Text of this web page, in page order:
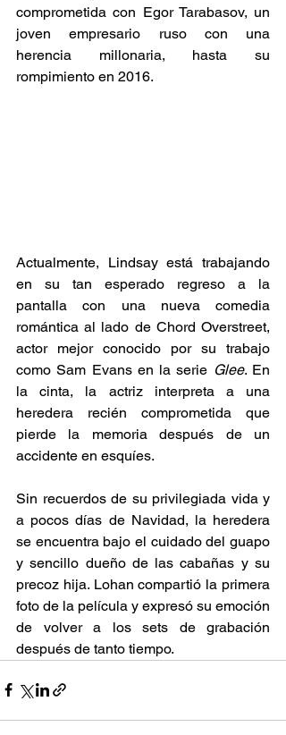
comprometida con Egor Tarabasov, un
joven empresario ruso con una
herencia millonaria, hasta su
rompimiento en 2016.
Actualmente, Lindsay está trabajando
en su tan esperado regreso a la
pantalla con una nueva comedia
romántica al lado de Chord Overstreet,
actor mejor conocido por su trabajo
como Sam Evans en la serie Glee. En
la cinta, la actriz interpreta a una
heredera recién comprometida que
pierde la memoria después de un
accidente en esquíes.
Sin recuerdos de su privilegiada vida y
a pocos días de Navidad, la heredera
se encuentra bajo el cuidado del guapo
y sencillo dueño de las cabañas y su
precoz hija. Lohan compartió la primera
foto de la película y expresó su emoción
de volver a los sets de grabación
después de tanto tiempo.